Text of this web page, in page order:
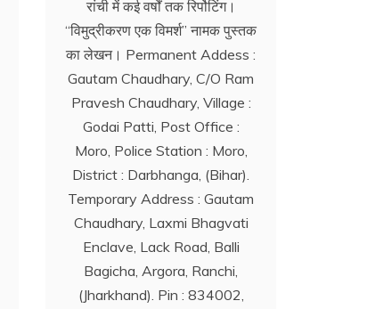
रांची में कई वर्षों तक रिर्पोटिंग।
‘‘विमुद्रीकरण एक विमर्श’’ नामक पुस्तक
का लेखन। Permanent Addess :
Gautam Chaudhary, C/O Ram
Pravesh Chaudhary, Village :
Godai Patti, Post Office :
Moro, Police Station : Moro,
District : Darbhanga, (Bihar).
Temporary Address : Gautam
Chaudhary, Laxmi Bhagvati
Enclave, Lack Road, Balli
Bagicha, Argora, Ranchi,
(Jharkhand). Pin : 834002,